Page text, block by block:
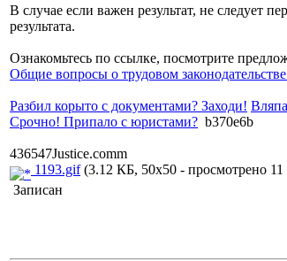
В случае если важен результат, не следует
результата.
Ознакомьтесь по ссылке, посмотрите
Общие вопросы о трудовом
Разбил корыто с документами? Заходи!
Срочно! Припало с юристами? b370e6b
436547Justice.comm
1193.gif(3.12 КБ, 50x50 - просмотрено 11
Записан